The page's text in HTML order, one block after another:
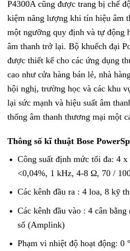
P4300A cũng được trang bị chế
kiệm năng lượng khi tín hiệu âm
một ngưỡng quy định và tự động
âm thanh trở lại. Bộ khuếch đại
được thiết kế cho các ứng dụng
cao như cửa hàng bán lẻ, nhà
hội nghị, trường học và các khu
lại sức mạnh và hiệu suất âm
thống âm thanh thương mại một
Thông số kĩ thuật Bose
Công suất định mức tối đa: 4
<0,04%, 1 kHz, 4-8 Ω, 70 /
Các kênh đầu ra : 4 loa, 8 kỹ
Các kênh đầu vào : 4 cân
số (Amplink)
Phạm vi nhiệt độ hoạt động: 0